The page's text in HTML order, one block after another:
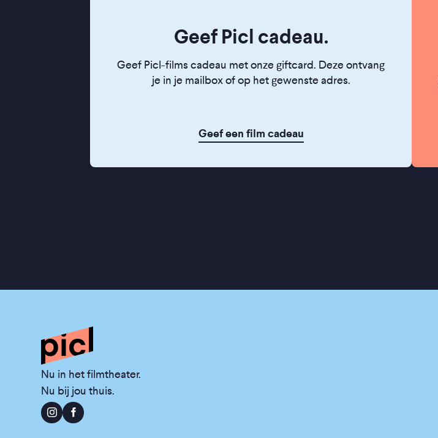
Geef Picl cadeau.
Geef Picl-films cadeau met onze giftcard. Deze ontvang
je in je mailbox of op het gewenste adres.
Geef een film cadeau
Nu in het filmtheater.
Nu bij jou thuis.